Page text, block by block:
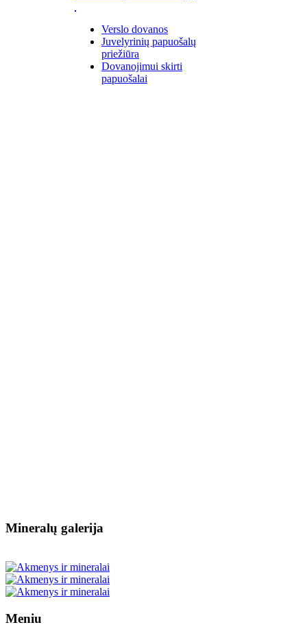
Verslo dovanos
Juvelyrinių papuošalų
priežiūra
Dovanojimui skirti
papuošalai
Mineralų galerija
Meniu